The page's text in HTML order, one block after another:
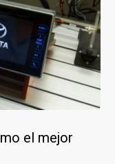
el mejor